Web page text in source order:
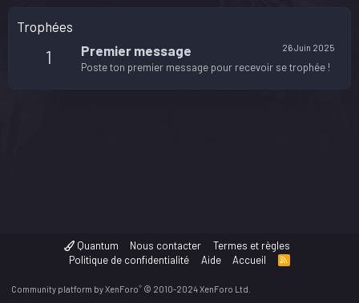
Trophées
1 26 Juin 2025
Premier message
Poste ton premier message pour recevoir se trophée !
Quantum Nous contacter
Termes et règles
Politique de confidentialité
Aide Accueil
R
Community platform by XenForo® © 2010-2024 XenForo Ltd.